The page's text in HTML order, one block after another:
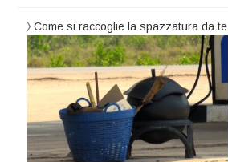
Come si raccoglie la spazzatura da te